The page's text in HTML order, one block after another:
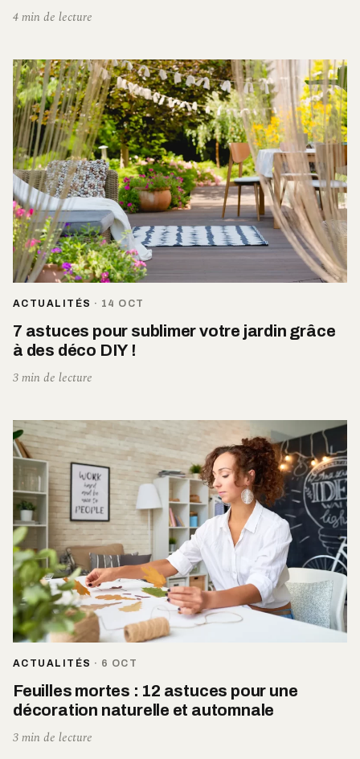
4 min de lecture
ACTUALITÉS · 14 OCT
7 astuces pour sublimer votre jardin grâce
à des déco DIY !
3 min de lecture
ACTUALITÉS · 6 OCT
Feuilles mortes : 12 astuces pour une
décoration naturelle et automnale
3 min de lecture